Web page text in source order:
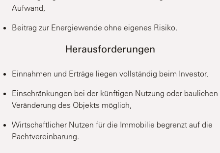
Aufwand,
Beitrag zur Energiewende ohne eigenes Risiko.
Herausforderungen
Einnahmen und Erträge liegen vollständig beim Investor,
Einschränkungen bei der künftigen Nutzung oder baulichen
Veränderung des Objekts möglich,
Wirtschaftlicher Nutzen für die Immobilie begrenzt auf die
Pachtvereinbarung.